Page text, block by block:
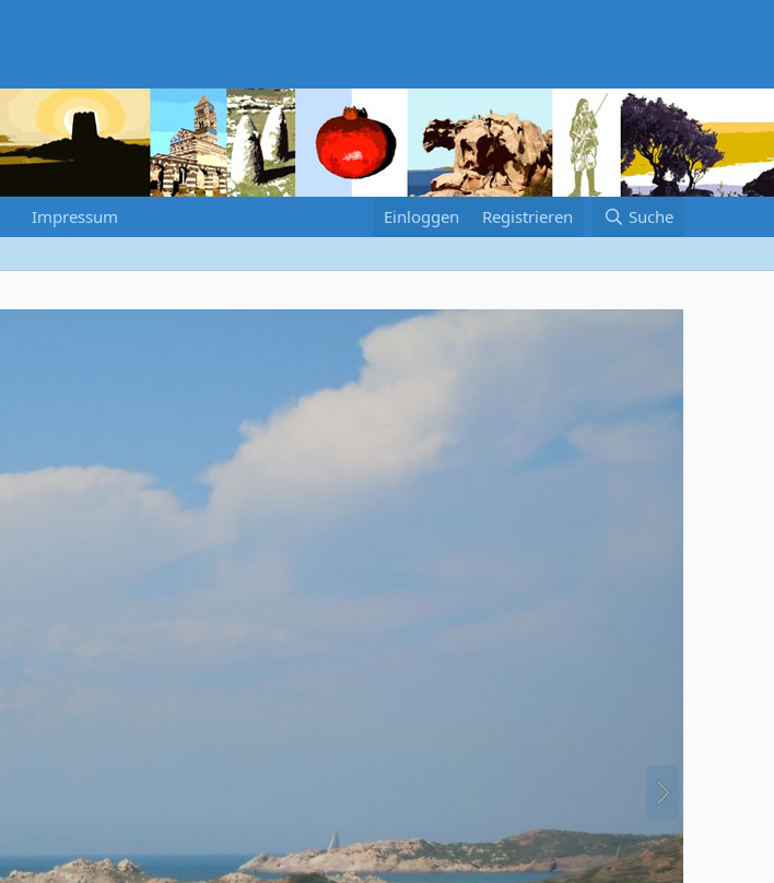
Impressum Einloggen Registrieren Suche